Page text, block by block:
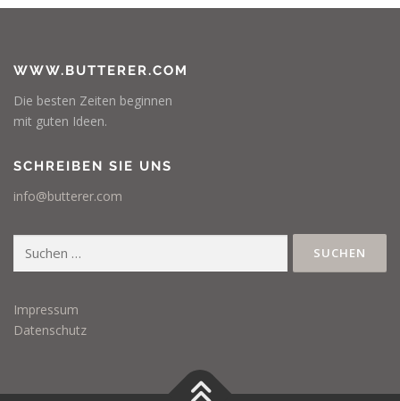
WWW.BUTTERER.COM
Die besten Zeiten beginnen
mit guten Ideen.
SCHREIBEN SIE UNS
info@butterer.com
Suchen
Impressum
Datenschutz